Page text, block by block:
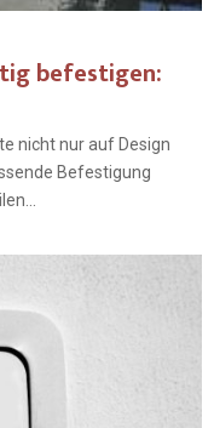
befestigen:
nicht nur auf Design
Befestigung